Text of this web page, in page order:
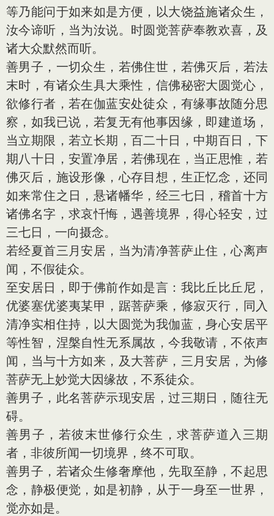
等乃能问于如来如是方便，以大饶益施诸众生，
汝今谛听，当为汝说。时圆觉菩萨奉教欢喜，及
诸大众默然而听。
善男子，一切众生，若佛住世，若佛灭后，若法
末时，有诸众生具大乘性，信佛秘密大圆觉心，
欲修行者，若在伽蓝安处徒众，有缘事故随分思
察，如我已说，若复无有他事因缘，即建道场，
当立期限，若立长期，百二十日，中期百日，下
期八十日，安置净居，若佛现在，当正思惟，若
佛灭后，施设形像，心存目想，生正忆念，还同
如来常住之日，悬诸幡华，经三七日，稽首十方
诸佛名字，求哀忏悔，遇善境界，得心轻安，过
三七日，一向摄念。
若经夏首三月安居，当为清净菩萨止住，心离声
闻，不假徒众。
至安居日，即于佛前作如是言：我比丘比丘尼，
优婆塞优婆夷某甲，踞菩萨乘，修寂灭行，同入
清净实相住持，以大圆觉为我伽蓝，身心安居平
等性智，涅槃自性无系属故，今我敬请，不依声
闻，当与十方如来，及大菩萨，三月安居，为修
菩萨无上妙觉大因缘故，不系徒众。
善男子，此名菩萨示现安居，过三期日，随往无
碍。
善男子，若彼末世修行众生，求菩萨道入三期
者，非彼所闻一切境界，终不可取。
善男子，若诸众生修奢摩他，先取至静，不起思
念，静极便觉，如是初静，从于一身至一世界，
觉亦如是。